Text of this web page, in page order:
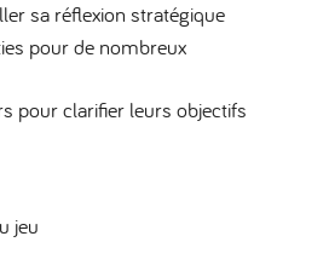
sa réflexion stratégique
pour de nombreux
pour clarifier leurs objectifs
jeu